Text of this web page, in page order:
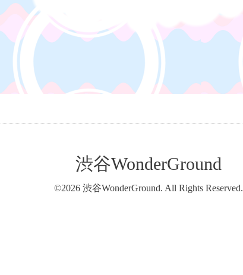
渋谷WonderGround
©2026 渋谷WonderGround. All Rights Reserved.